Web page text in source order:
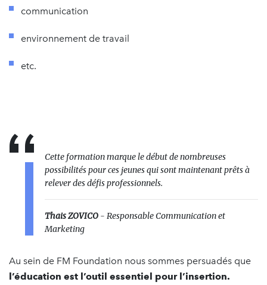
communication
environnement de travail
etc.
Cette formation marque le début de nombreuses
possibilités pour ces jeunes qui sont maintenant prêts à
relever des défis professionnels.
Thais ZOVICO - Responsable Communication et
Marketing
Au sein de FM Foundation nous sommes persuadés que
l’éducation est l’outil essentiel pour l’insertion.